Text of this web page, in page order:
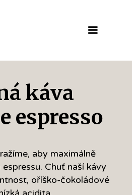
káva
espresso
aby maximálně
Chuť naší kávy
oříško-čokoládové